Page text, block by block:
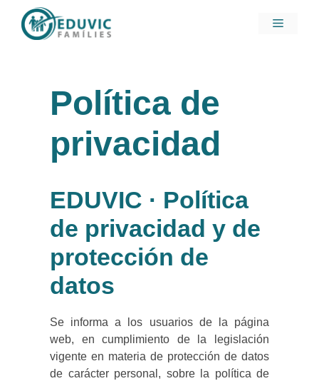
contenido
Menú
Política de
privacidad
EDUVIC · Política
de privacidad y de
protección de
datos
Se informa a los usuarios de la página
web, en cumplimiento de la legislación
vigente en materia de protección de datos
de carácter personal, sobre la política de